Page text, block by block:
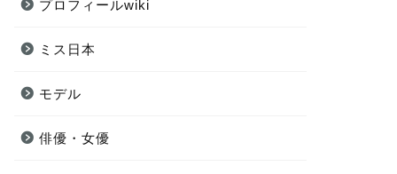
プロフィールwiki
ミス日本
モデル
俳優・女優